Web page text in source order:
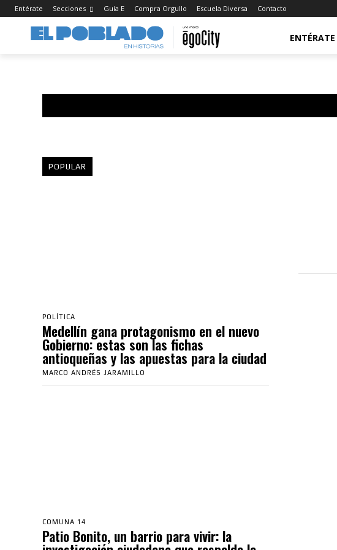
Entérate Secciones Guía E Compra Orgullo Escuela Diversa Contacto
ENTÉRATE
POPULAR
POLÍTICA
Medellín gana protagonismo en el nuevo
Gobierno: estas son las fichas
antioqueñas y las apuestas para la ciudad
MARCO ANDRÉS JARAMILLO
COMUNA 14
Patio Bonito, un barrio para vivir: la